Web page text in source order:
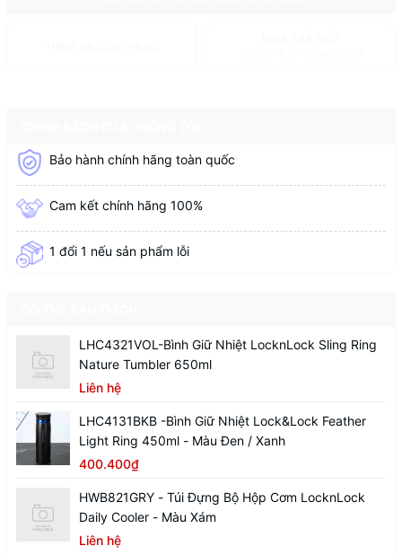
Bảo hành chính hãng toàn quốc
Cam kết chính hãng 100%
1 đổi 1 nếu sản phẩm lỗi
LHC4321VOL-Bình Giữ Nhiệt LocknLock Sling Ring
Nature Tumbler 650ml
Liên hệ
LHC4131BKB -Bình Giữ Nhiệt Lock&Lock Feather
Light Ring 450ml - Màu Đen / Xanh
400.400₫
HWB821GRY - Túi Đựng Bộ Hộp Cơm LocknLock
Daily Cooler - Màu Xám
Liên hệ